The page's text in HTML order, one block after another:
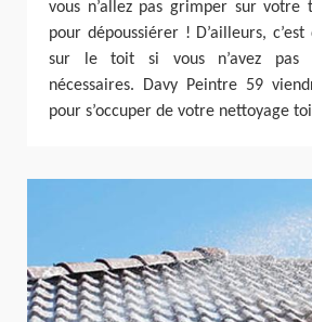
vous n’allez pas grimper sur votre
pour dépoussiérer ! D’ailleurs, c’est
sur le toit si vous n’avez pas
nécessaires. Davy Peintre 59
pour s’occuper de votre nettoyage